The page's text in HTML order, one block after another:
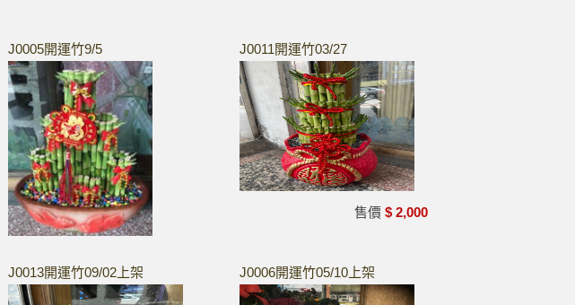
J0005開運竹9/5 J0011開運竹03/27
售價$ 2,000
J0013開運竹09/02上架 J0006開運竹05/10上架